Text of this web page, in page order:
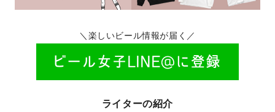
＼楽しいビール情報が届く／
ライターの紹介